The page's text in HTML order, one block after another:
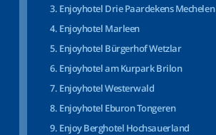
Enjoyhotel Drie Paardekens Mechelen
Enjoyhotel Marleen
Enjoyhotel Bürgerhof Wetzlar
Enjoyhotel am Kurpark Brilon
Enjoyhotel Westerwald
Enjoyhotel Eburon Tongeren
Enjoy Berghotel Hochsauerland